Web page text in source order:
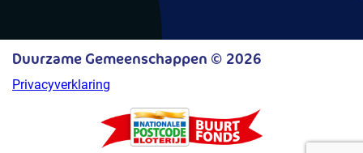
Duurzame Gemeenschappen © 2026
Privacyverklaring